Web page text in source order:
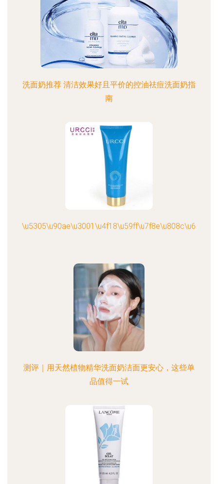
洗面奶推荐 清洁效果好且平价的控油祛痘洗面奶指
南
测评｜用天然植物精华洗面奶洁面更安心，这些单
品值得一试